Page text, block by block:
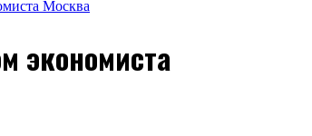
Москва
экономиста